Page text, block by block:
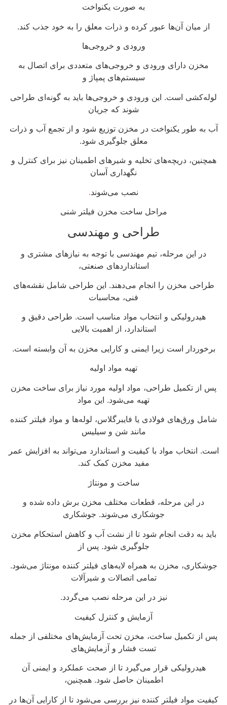
به صورت یکنواخت
از میان آن‌ها عبور کرده و ذرات معلق را به خود جذب کند.
ورودی و خروجی‌ها
مخزن دارای ورودی و خروجی‌های متعددی برای اتصال به
سیستم‌های پمپاژ و
لوله‌کشی است. این ورودی و خروجی‌ها باید به گونه‌ای طراحی
شوند که جریان
آب به طور یکنواخت در مخزن توزیع شود و از تجمع آب و ذرات
معلق جلوگیری شود.
همچنین، دریچه‌های تخلیه و شیرهای اطمینان نیز برای کنترل و
نگهداری آسان
نصب می‌شوند.
مراحل ساخت مخزن فیلتر شنی
طراحی و مهندسی
در این مرحله، تیم مهندسی با توجه به نیازهای مشتری و
استانداردهای صنعتی،
طراحی مخزن را انجام می‌دهند. این طراحی شامل نقشه‌های
فنی، محاسبات
هیدرولیکی و انتخاب مواد مناسب است. طراحی دقیق و
استاندارد، از اهمیت بالایی
برخوردار است زیرا ایمنی و کارایی مخزن به آن وابسته است.
تهیه مواد اولیه
پس از تکمیل طراحی، مواد اولیه مورد نیاز برای ساخت مخزن
تهیه می‌شود. این مواد
شامل ورق‌های فولادی یا فایبرگلاس، لوله‌ها و مواد فیلتر کننده
مانند شن و سیلیس
است. انتخاب مواد با کیفیت و استاندارد می‌تواند به افزایش عمر
مفید مخزن کمک کند.
ساخت و مونتاژ
در این مرحله، قطعات مختلف مخزن برش داده شده و
جوشکاری می‌شوند. جوشکاری
باید به دقت انجام شود تا از نشت آب و کاهش استحکام مخزن
جلوگیری شود. پس از
جوشکاری، مخزن به همراه لایه‌های فیلتر کننده مونتاژ می‌شود.
تمامی اتصالات و شیرآلات
نیز در این مرحله نصب می‌گردد.
آزمایش و کنترل کیفیت
پس از تکمیل ساخت، مخزن تحت آزمایش‌های مختلفی از جمله
تست فشار و آزمایش‌های
هیدرولیکی قرار می‌گیرد تا از صحت عملکرد و ایمنی آن
اطمینان حاصل شود. همچنین،
کیفیت مواد فیلتر کننده نیز بررسی می‌شود تا از کارایی آن‌ها در